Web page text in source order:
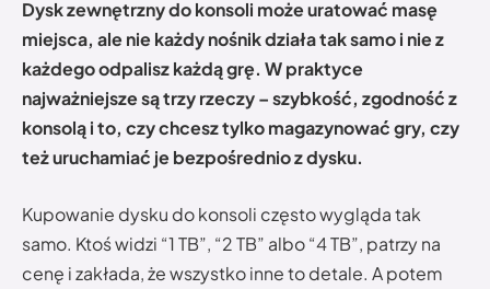
Dysk zewnętrzny do konsoli może uratować masę
miejsca, ale nie każdy nośnik działa tak samo i nie z
każdego odpalisz każdą grę. W praktyce
najważniejsze są trzy rzeczy – szybkość, zgodność z
konsolą i to, czy chcesz tylko magazynować gry, czy
też uruchamiać je bezpośrednio z dysku.
Kupowanie dysku do konsoli często wygląda tak
samo. Ktoś widzi “1 TB”, “2 TB” albo “4 TB”, patrzy na
cenę i zakłada, że wszystko inne to detale. A potem